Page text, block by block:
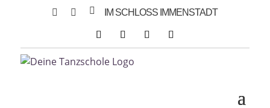
   IM SCHLOSS IMMENSTADT